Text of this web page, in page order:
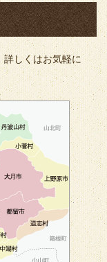
しくはお気軽に